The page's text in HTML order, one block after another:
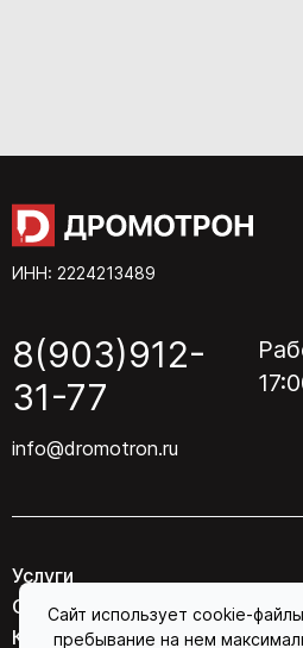
ИНН: 2224213489
8(903)912-
31-77
info@dromotron.ru
Услуги
О компании
Контакты
Сайт использует cookie-
пребывание на нем